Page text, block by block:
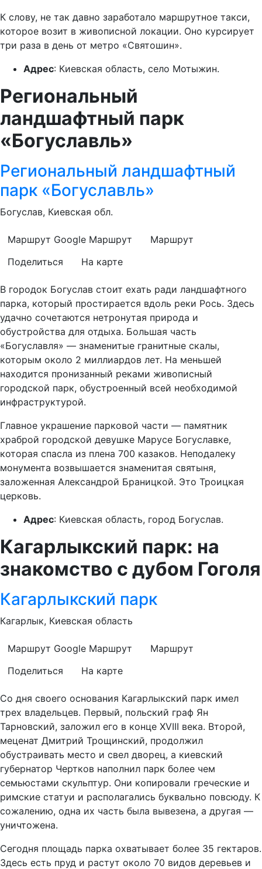
К слову, не так давно заработало маршрутное такси,
которое возит в живописной локации. Оно курсирует
три раза в день от метро «Святошин».
Адрес: Киевская область, село Мотыжин.
Региональный
ландшафтный парк
«Богуславль»
Региональный ландшафтный
парк «Богуславль»
Богуслав, Киевская обл.
Маршрут Google Маршрут
Маршрут
Поделиться
На карте
В городок Богуслав стоит ехать ради ландшафтного
парка, который простирается вдоль реки Рось. Здесь
удачно сочетаются нетронутая природа и
обустройства для отдыха. Большая часть
«Богуславля» — знаменитые гранитные скалы,
которым около 2 миллиардов лет. На меньшей
находится пронизанный реками живописный
городской парк, обустроенный всей необходимой
инфраструктурой.
Главное украшение парковой части — памятник
храброй городской девушке Марусе Богуславке,
которая спасла из плена 700 казаков. Неподалеку
монумента возвышается знаменитая святыня,
заложенная Александрой Браницкой. Это Троицкая
церковь.
Адрес: Киевская область, город Богуслав.
Кагарлыкский парк: на
знакомство с дубом Гоголя
Кагарлыкский парк
Кагарлык, Киевская область
Маршрут Google Маршрут
Маршрут
Поделиться
На карте
Со дня своего основания Кагарлыкский парк имел
трех владельцев. Первый, польский граф Ян
Тарновский, заложил его в конце XVIII века. Второй,
меценат Дмитрий Трощинский, продолжил
обустраивать место и свел дворец, а киевский
губернатор Чертков наполнил парк более чем
семьюстами скульптур. Они копировали греческие и
римские статуи и располагались буквально повсюду. К
сожалению, одна их часть была вывезена, а другая —
уничтожена.
Сегодня площадь парка охватывает более 35 гектаров.
Здесь есть пруд и растут около 70 видов деревьев и